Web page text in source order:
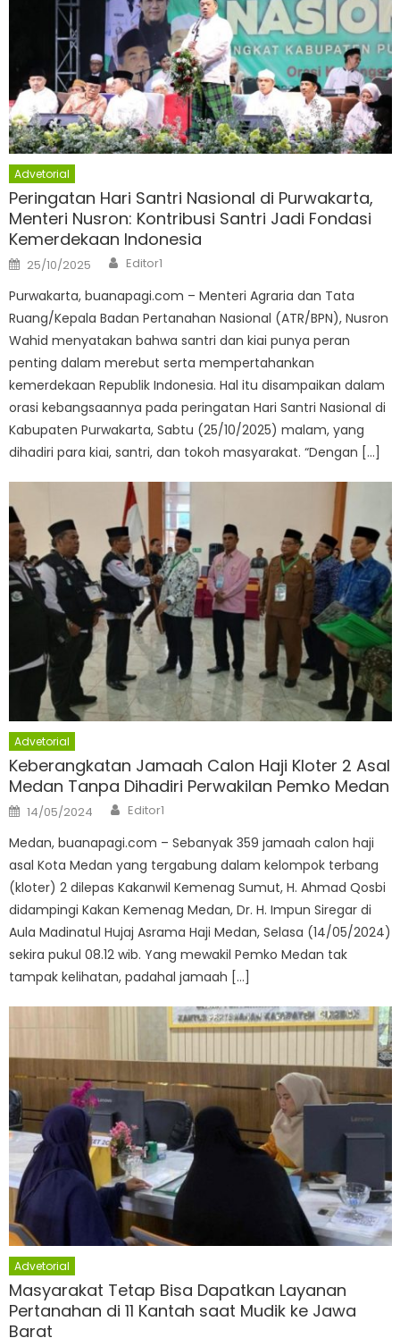
Advetorial
Peringatan Hari Santri Nasional di Purwakarta,
Menteri Nusron: Kontribusi Santri Jadi Fondasi
Kemerdekaan Indonesia
Posted
on
25/10/2025 Author
Editor1
Purwakarta, buanapagi.com – Menteri Agraria dan Tata
Ruang/Kepala Badan Pertanahan Nasional (ATR/BPN), Nusron
Wahid menyatakan bahwa santri dan kiai punya peran
penting dalam merebut serta mempertahankan
kemerdekaan Republik Indonesia. Hal itu disampaikan dalam
orasi kebangsaannya pada peringatan Hari Santri Nasional di
Kabupaten Purwakarta, Sabtu (25/10/2025) malam, yang
dihadiri para kiai, santri, dan tokoh masyarakat. “Dengan […]
Advetorial
Keberangkatan Jamaah Calon Haji Kloter 2 Asal
Medan Tanpa Dihadiri Perwakilan Pemko Medan
Posted
on
14/05/2024 Author
Editor1
Medan, buanapagi.com – Sebanyak 359 jamaah calon haji
asal Kota Medan yang tergabung dalam kelompok terbang
(kloter) 2 dilepas Kakanwil Kemenag Sumut, H. Ahmad Qosbi
didampingi Kakan Kemenag Medan, Dr. H. Impun Siregar di
Aula Madinatul Hujaj Asrama Haji Medan, Selasa (14/05/2024)
sekira pukul 08.12 wib. Yang mewakil Pemko Medan tak
tampak kelihatan, padahal jamaah […]
Advetorial
Masyarakat Tetap Bisa Dapatkan Layanan
Pertanahan di 11 Kantah saat Mudik ke Jawa
Barat